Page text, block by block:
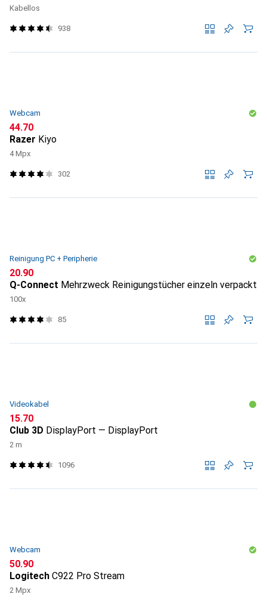
Kabellos
938
Webcam
CHF
44.70
Razer Kiyo
4 Mpx
302
Reinigung PC + Peripherie
CHF
20.90
Q-Connect Mehrzweck Reinigungstücher einzeln verpackt
100x
85
Videokabel
CHF
15.70
Club 3D DisplayPort — DisplayPort
2 m
1096
Webcam
CHF
50.90
Logitech C922 Pro Stream
2 Mpx